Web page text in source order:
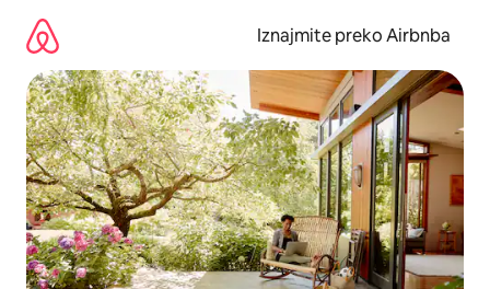
sadržaj
Iznajmite preko Airbnba